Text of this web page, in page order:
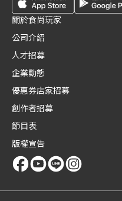
關於食尚玩家
公司介紹
人才招募
企業動態
優惠券店家招募
創作者招募
節目表
版權宣告